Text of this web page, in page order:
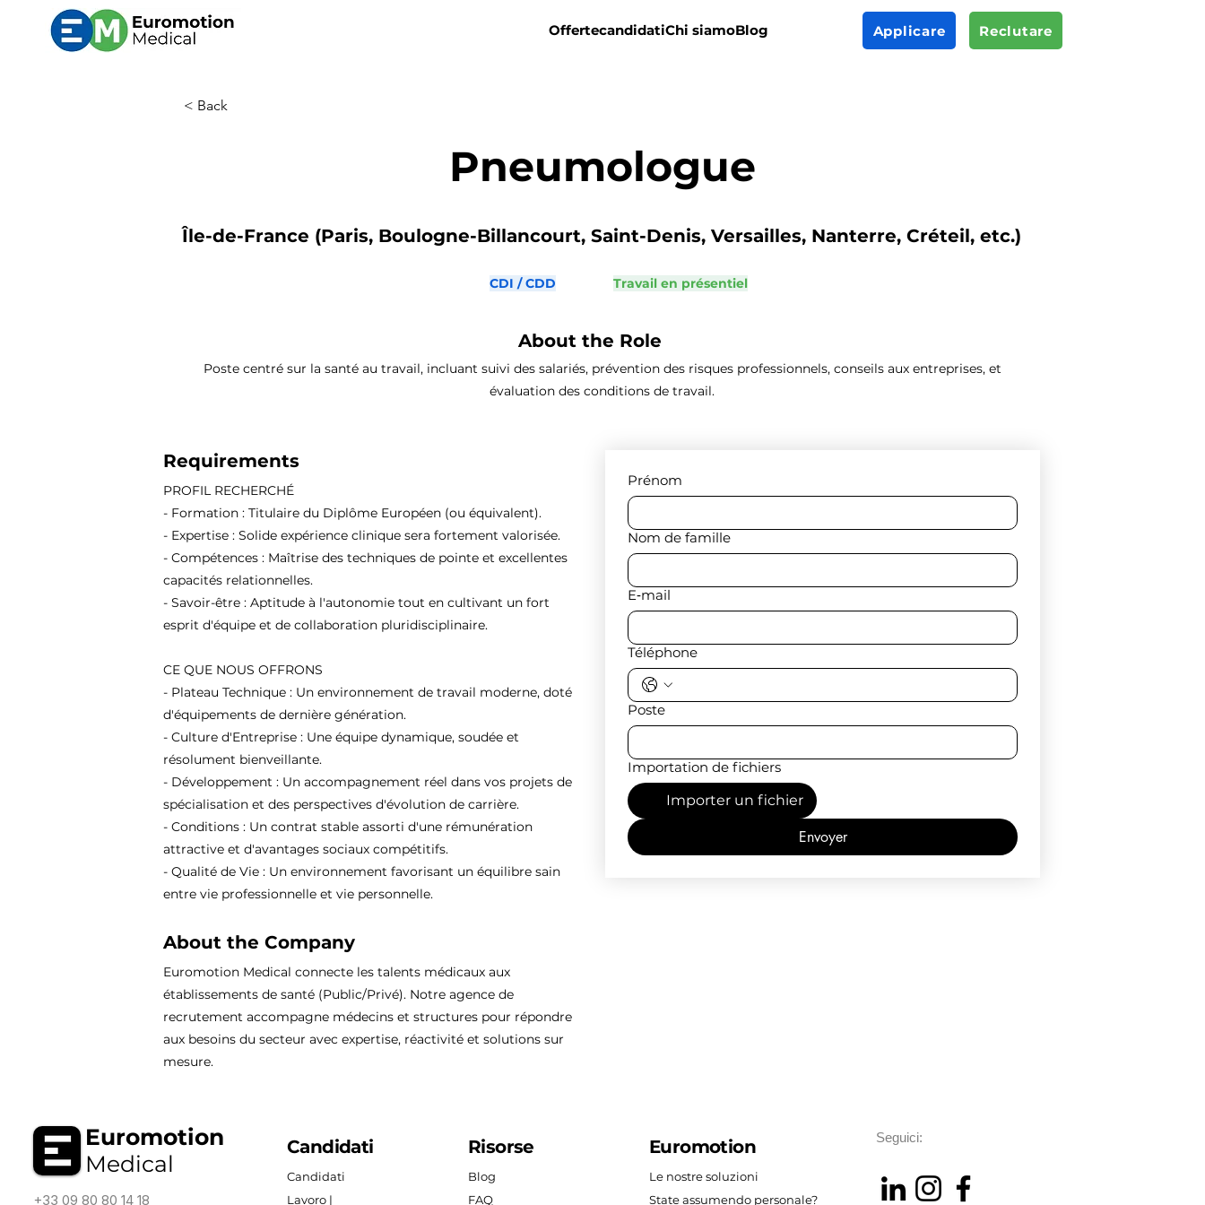
OffertecandidatiChi siamoBlog Applicare Reclutare
< Back
Pneumologue
Île-de-France (Paris, Boulogne-Billancourt, Saint-Denis, Versailles, Nanterre, Créteil, etc.)
CDI / CDD Travail en présentiel
About the Role
Poste centré sur la santé au travail, incluant suivi des salariés, prévention des risques professionnels, conseils aux entreprises, et
évaluation des conditions de travail.
Requirements
PROFIL RECHERCHÉ
- Formation : Titulaire du Diplôme Européen (ou équivalent).
- Expertise : Solide expérience clinique sera fortement valorisée.
- Compétences : Maîtrise des techniques de pointe et excellentes
capacités relationnelles.
- Savoir-être : Aptitude à l'autonomie tout en cultivant un fort
esprit d'équipe et de collaboration pluridisciplinaire.
CE QUE NOUS OFFRONS
- Plateau Technique : Un environnement de travail moderne, doté
d'équipements de dernière génération.
- Culture d'Entreprise : Une équipe dynamique, soudée et
résolument bienveillante.
- Développement : Un accompagnement réel dans vos projets de
spécialisation et des perspectives d'évolution de carrière.
- Conditions : Un contrat stable assorti d'une rémunération
attractive et d'avantages sociaux compétitifs.
- Qualité de Vie : Un environnement favorisant un équilibre sain
entre vie professionnelle et vie personnelle.
About the Company
Euromotion Medical connecte les talents médicaux aux
établissements de santé (Public/Privé). Notre agence de
recrutement accompagne médecins et structures pour répondre
aux besoins du secteur avec expertise, réactivité et solutions sur
mesure.
Prénom
Nom de famille
E‑mail
Téléphone
Poste
Importation de fichiers
Importer un fichier
Envoyer
Euromotion
Medical
+33 09 80 80 14 18
Candidati
Candidati
Lavoro |
Risorse
Blog
FAQ
Euromotion
Le nostre soluzioni
State assumendo personale?
Seguici: